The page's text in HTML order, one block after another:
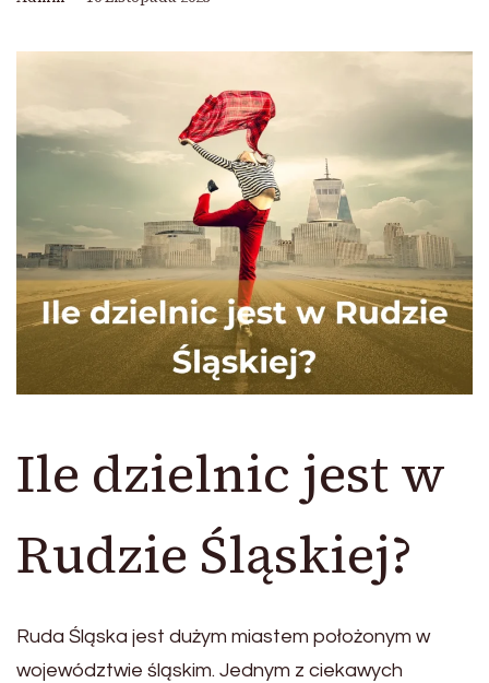
Ile dzielnic jest w
Rudzie Śląskiej?
Ruda Śląska jest dużym miastem położonym w
województwie śląskim. Jednym z ciekawych